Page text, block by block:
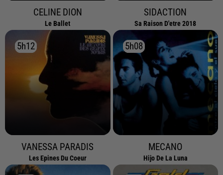
CELINE DION
Le Ballet
SIDACTION
Sa Raison D'etre 2018
5h12
5h12
VANESSA PARADIS
Les Epines Du Coeur
5h08
5h08
MECANO
Hijo De La Luna